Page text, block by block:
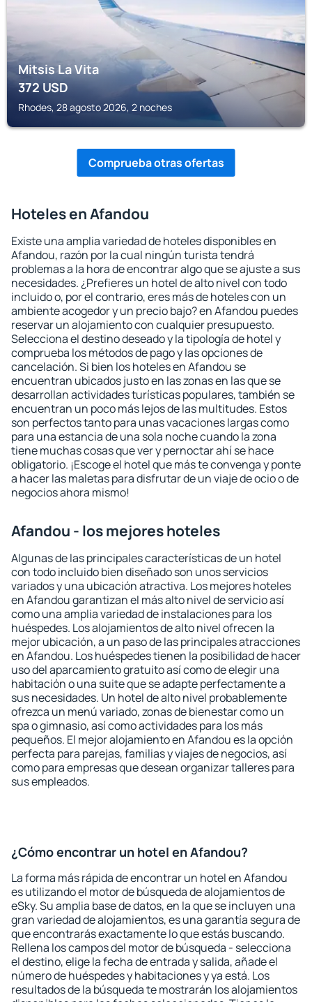
Mitsis La Vita
372USD
Rhodes, 28 agosto 2026, 2 noches
Comprueba otras ofertas
Hoteles en Afandou
Existe una amplia variedad de hoteles disponibles en
Afandou, razón por la cual ningún turista tendrá
problemas a la hora de encontrar algo que se ajuste a sus
necesidades. ¿Prefieres un hotel de alto nivel con todo
incluido o, por el contrario, eres más de hoteles con un
ambiente acogedor y un precio bajo? en Afandou puedes
reservar un alojamiento con cualquier presupuesto.
Selecciona el destino deseado y la tipología de hotel y
comprueba los métodos de pago y las opciones de
cancelación. Si bien los hoteles en Afandou se
encuentran ubicados justo en las zonas en las que se
desarrollan actividades turísticas populares, también se
encuentran un poco más lejos de las multitudes. Estos
son perfectos tanto para unas vacaciones largas como
para una estancia de una sola noche cuando la zona
tiene muchas cosas que ver y pernoctar ahí se hace
obligatorio. ¡Escoge el hotel que más te convenga y ponte
a hacer las maletas para disfrutar de un viaje de ocio o de
negocios ahora mismo!
Afandou - los mejores hoteles
Algunas de las principales características de un hotel
con todo incluido bien diseñado son unos servicios
variados y una ubicación atractiva. Los mejores hoteles
en Afandou garantizan el más alto nivel de servicio así
como una amplia variedad de instalaciones para los
huéspedes. Los alojamientos de alto nivel ofrecen la
mejor ubicación, a un paso de las principales atracciones
en Afandou. Los huéspedes tienen la posibilidad de hacer
uso del aparcamiento gratuito así como de elegir una
habitación o una suite que se adapte perfectamente a
sus necesidades. Un hotel de alto nivel probablemente
ofrezca un menú variado, zonas de bienestar como un
spa o gimnasio, así como actividades para los más
pequeños. El mejor alojamiento en Afandou es la opción
perfecta para parejas, familias y viajes de negocios, así
como para empresas que desean organizar talleres para
sus empleados.
¿Cómo encontrar un hotel en Afandou?
La forma más rápida de encontrar un hotel en Afandou
es utilizando el motor de búsqueda de alojamientos de
eSky. Su amplia base de datos, en la que se incluyen una
gran variedad de alojamientos, es una garantía segura de
que encontrarás exactamente lo que estás buscando.
Rellena los campos del motor de búsqueda - selecciona
el destino, elige la fecha de entrada y salida, añade el
número de huéspedes y habitaciones y ya está. Los
resultados de la búsqueda te mostrarán los alojamientos